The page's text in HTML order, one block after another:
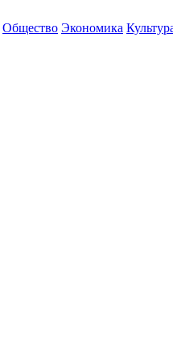
Общество Экономика